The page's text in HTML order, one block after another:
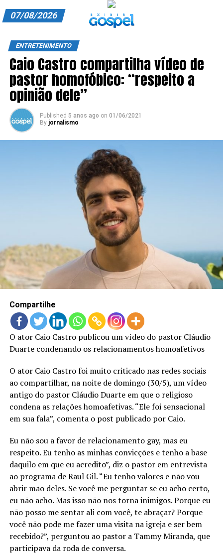
ANUNCIE CONOSCO
ASSINE
CARRINHO
EDITORIAL
FINALIZAR COMPRA
07/08/2026
ENTRETENIMENTO
Caio Castro compartilha vídeo de
pastor homofóbico: “respeito a
opinião dele”
Published 5 anos ago on 01/06/2021
By jornalismo
Compartilhe
O ator Caio Castro publicou um vídeo do pastor Cláudio
Duarte condenando os relacionamentos homoafetivos
O ator Caio Castro foi muito criticado nas redes sociais
ao compartilhar, na noite de domingo (30/5), um vídeo
antigo do pastor Cláudio Duarte em que o religioso
condena as relações homoafetivas. “Ele foi sensacional
em sua fala”, comenta o post publicado por Caio.
Eu não sou a favor de relacionamento gay, mas eu
respeito. Eu tenho as minhas convicções e tenho a base
daquilo em que eu acredito”, diz o pastor em entrevista
ao programa de Raul Gil. “Eu tenho valores e não vou
abrir mão deles. Se você me perguntar se eu acho certo,
eu não acho. Mas isso não nos torna inimigos. Porque eu
não posso me sentar ali com você, te abraçar? Porque
você não pode me fazer uma visita na igreja e ser bem
recebido?”, perguntou ao pastor a Tammy Miranda, que
participava da roda de conversa.